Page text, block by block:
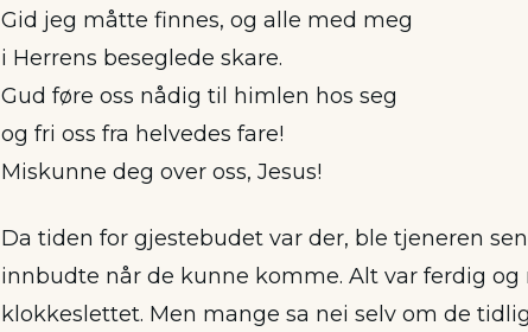
Gid jeg måtte finnes, og alle med meg
i Herrens beseglede skare.
Gud føre oss nådig til himlen hos seg
og fri oss fra helvedes fare!
Miskunne deg over oss, Jesus!
Da tiden for gjestebudet var der, ble tjeneren
innbudte når de kunne komme. Alt var ferdig og
klokkeslettet. Men mange sa nei selv om de